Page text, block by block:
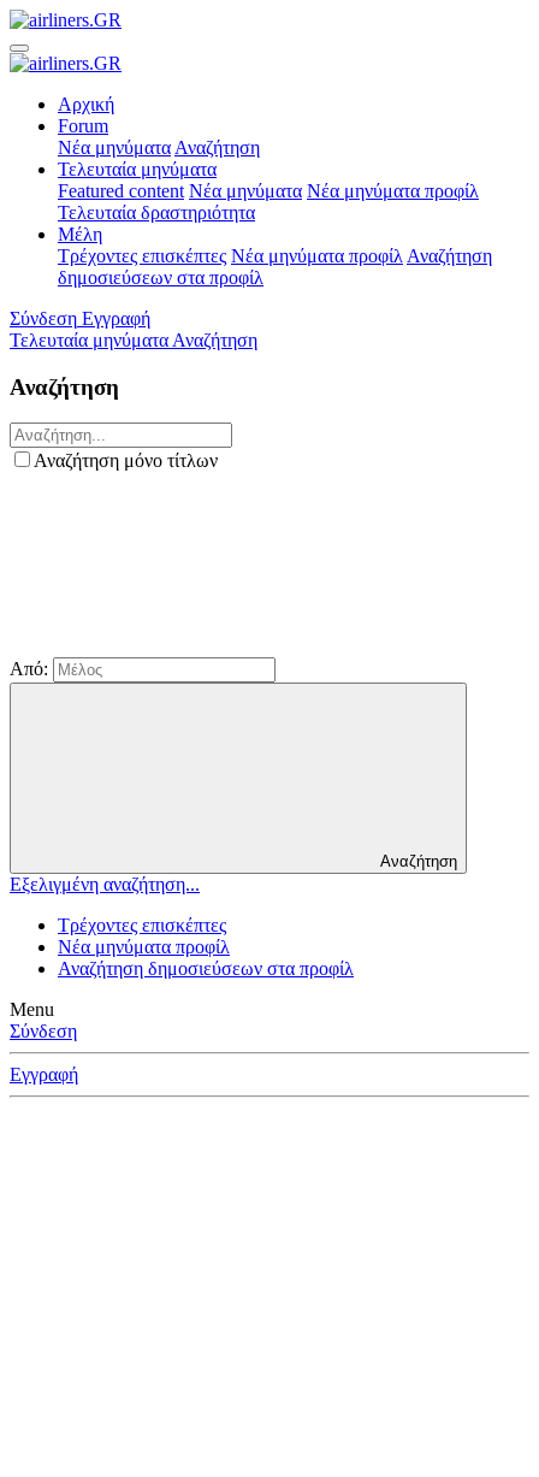
Αρχική
Forum
Νέα μηνύματα Αναζήτηση
Τελευταία μηνύματα
Featured content Νέα μηνύματα Νέα μηνύματα προφίλ
Τελευταία δραστηριότητα
Μέλη
Τρέχοντες επισκέπτες Νέα μηνύματα προφίλ Αναζήτηση
δημοσιεύσεων στα προφίλ
Σύνδεση Εγγραφή
Τελευταία μηνύματα Αναζήτηση
Αναζήτηση
Αναζήτηση μόνο τίτλων
Από:
Αναζήτηση
Εξελιγμένη αναζήτηση...
Τρέχοντες επισκέπτες
Νέα μηνύματα προφίλ
Αναζήτηση δημοσιεύσεων στα προφίλ
Menu
Σύνδεση
Εγγραφή